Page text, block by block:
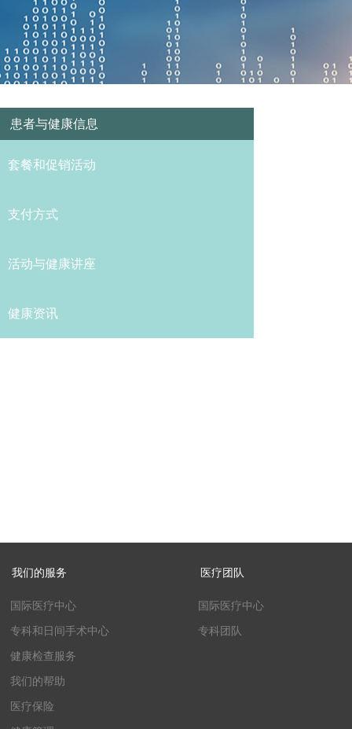
患者与健康信息
套餐和促销活动
支付方式
活动与健康讲座
健康资讯
我们的服务 医疗团队
国际医疗中心
专科和日间手术中心
健康检查服务
我们的帮助
医疗保险
国际医疗中心
专科团队